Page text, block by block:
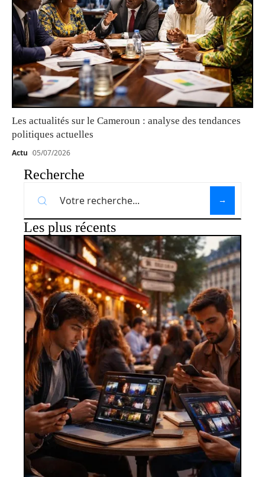
Les actualités sur le Cameroun : analyse des tendances
politiques actuelles
Actu 05/07/2026
Recherche
Les plus récents